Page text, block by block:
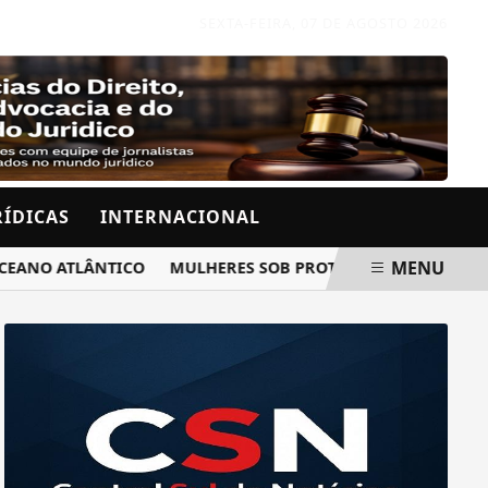
INTERNACIONAL
ATLÂNTICO MULHERES SOB PROTEÇÃO RECEBERÃO
MENU